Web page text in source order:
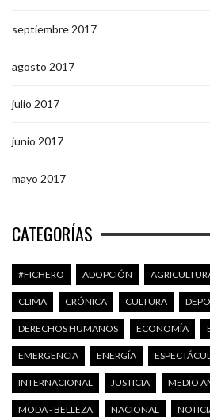
septiembre 2017
agosto 2017
julio 2017
junio 2017
mayo 2017
CATEGORÍAS
#FICHERO ADOPCIÓN
CLIMA CRÓNICA CULTURA
DERECHOS HUMANOS ECONOMÍA
EMERGENCIA ENERGÍA
INTERNACIONAL JUSTICIA MEDIO
MODA - BELLEZA NACIONAL